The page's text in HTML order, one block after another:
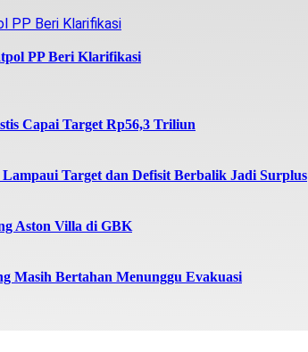
PP Beri Klarifikasi
Capai Target Rp56,3 Triliun
Target dan Defisit Berbalik Jadi Surplus
Aston Villa di GBK
Masih Bertahan Menunggu Evakuasi